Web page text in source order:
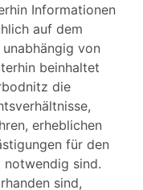
Informationen
auf dem
von
beinhaltet
die
erheblichen
für den
notwendig sind.
sind,